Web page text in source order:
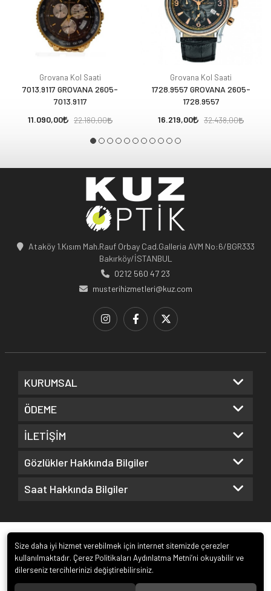
Grovana Kol Saati
7013.9117 GROVANA 2605-
7013.9117
11.090,00
22.180,00
Grovana Kol Saati
1728.9557 GROVANA 2605-
1728.9557
16.219,00
32.438,00
Ataköy 1.Kısım Mah.Rauf Orbay Cad.Galleria AVM No:6/BGR333
Bakırköy/İSTANBUL
0212 560 47 23
musterihizmetleri@kuz.com
KURUMSAL
ÖDEME
İLETİŞİM
Gözlükler Hakkında Bilgiler
Saat Hakkında Bilgiler
Size daha iyi hizmet verebilmek için internet sitemizde çerezler
kullanılmaktadır. Çerez Politikaları Aydınlatma Metni’ni okuyabilir ve
dilerseniz tercihlerinizi değiştirebilirsiniz.